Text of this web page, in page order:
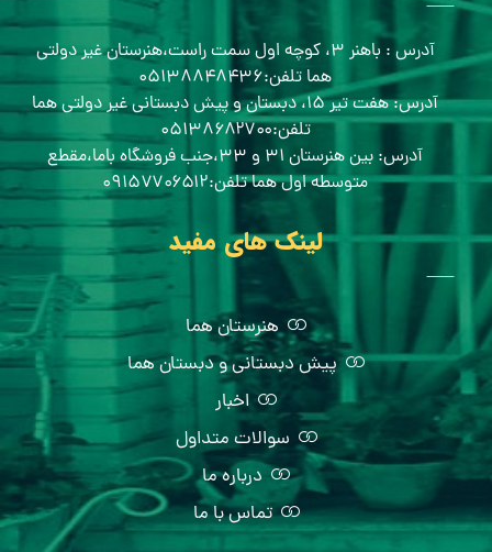
آدرس : باهنر ۳، کوچه اول سمت راست،هنرستان غیر دولتی
هما تلفن:۰۵۱۳۸۸۴۸۴۳۶
آدرس: هفت تیر ۱۵، دبستان و پیش دبستانی غیر دولتی هما
تلفن:۰۵۱۳۸۶۸۲۷۰۰
آدرس: بین هنرستان ۳۱ و ۳۳،جنب فروشگاه باما،مقطع
متوسطه اول هما تلفن:۰۹۱۵۷۷۰۶۵۱۲
لینک های مفید
هنرستان هما
پیش دبستانی و دبستان هما
اخبار
سوالات متداول
درباره ما
تماس با ما